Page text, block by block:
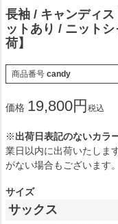
長袖 / キャンディ
ットあり / ニット
荷】
商品番号 candy
価格 19,800 税込
※出荷日表記のないカラ
業日以内に出荷いたしま
がない場合もございます。
サイズ
サックス